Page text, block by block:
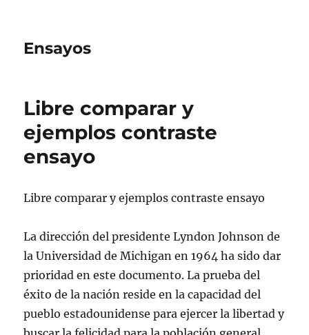
Ensayos
Libre comparar y
ejemplos contraste
ensayo
Libre comparar y ejemplos contraste ensayo
La dirección del presidente Lyndon Johnson de
la Universidad de Michigan en 1964 ha sido dar
prioridad en este documento. La prueba del
éxito de la nación reside en la capacidad del
pueblo estadounidense para ejercer la libertad y